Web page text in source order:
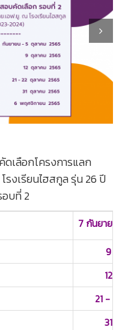
เลือกโครงการแลก
รงเรียนไฮสกูล รุ่น 26 ปี
อบที่ 2
7 กันยายน ถึ
9 ตุล
12 ตุล
21 - 22
31 ตุล